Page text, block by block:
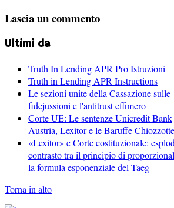
Lascia un commento
Ultimi da
Truth In Lending APR Pro Istruzioni
Truth in Lending APR Instructions
Le sezioni unite della Cassazione sulle
fidejussioni e l'antitrust effimero
Corte UE: Le sentenze Unicredit Bank
Austria, Lexitor e le Baruffe Chiozzotte
«Lexitor» e Corte costituzionale:
contrasto tra il principio di
la formula esponenziale del Taeg
Torna in alto